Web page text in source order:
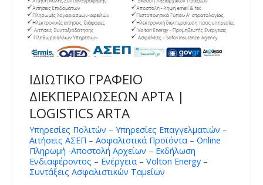
ΙΔΙΩΤΙΚΟ ΓΡΑΦΕΙΟ
ΔΙΕΚΠΕΡΑΙΩΣΕΩΝ ΑΡΤΑ |
LOGISTICS ARTA
Υπηρεσίες Πολιτών – Υπηρεσίες Επαγγελματιών –
Αιτήσεις ΑΣΕΠ – Ασφαλιστικά Προϊόντα – Online
Πληρωμή -Αποστολή Αρχείων – Εκδήλωση
Ενδιαφέροντος – Ενέργεια – Volton Energy –
Συντάξεις Ασφαλιστικών Ταμείων